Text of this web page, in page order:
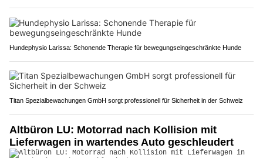
Hundephysio Larissa: Schonende Therapie für bewegungseingeschränkte Hunde
Titan Spezialbewachungen GmbH sorgt professionell für Sicherheit in der Schweiz
Altbüron LU: Motorrad nach Kollision mit
Lieferwagen in wartendes Auto geschleudert